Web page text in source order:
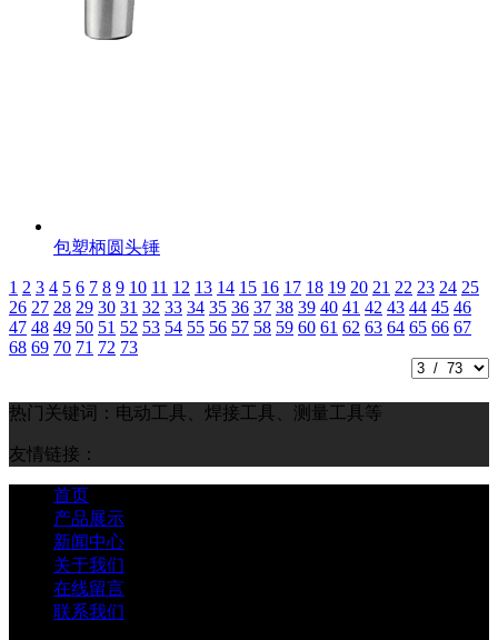
包塑柄圆头锤
1 2 3 4 5 6 7 8 9 10 11 12 13 14 15 16 17 18 19 20 21 22 23 24 25
26 27 28 29 30 31 32 33 34 35 36 37 38 39 40 41 42 43 44 45 46
47 48 49 50 51 52 53 54 55 56 57 58 59 60 61 62 63 64 65 66 67
68 69 70 71 72 73
热门关键词：电动工具、焊接工具、测量工具等
友情链接：
首页
产品展示
新闻中心
关于我们
在线留言
联系我们